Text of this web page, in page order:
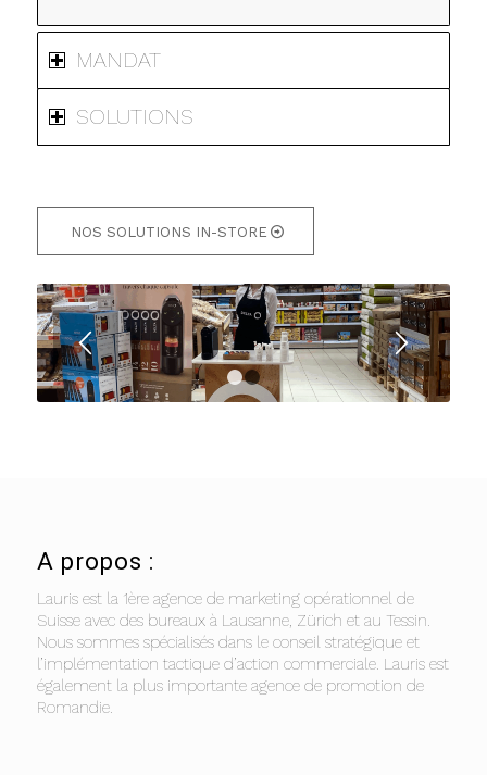
MANDAT
SOLUTIONS
NOS SOLUTIONS IN-STORE
1 2
A propos :
Lauris est la 1ère agence de marketing opérationnel de
Suisse avec des bureaux à Lausanne, Zürich et au Tessin.
Nous sommes spécialisés dans le conseil stratégique et
l’implémentation tactique d’action commerciale. Lauris est
également la plus importante agence de promotion de
Romandie.